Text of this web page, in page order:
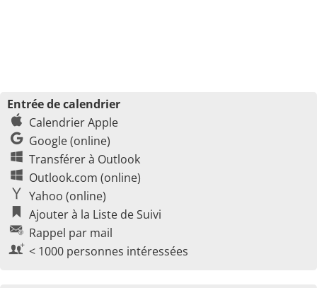
Entrée de calendrier
Calendrier Apple
Google (online)
Transférer à Outlook
Outlook.com (online)
Yahoo (online)
Ajouter à la Liste de Suivi
Rappel par mail
< 1000 personnes intéressées